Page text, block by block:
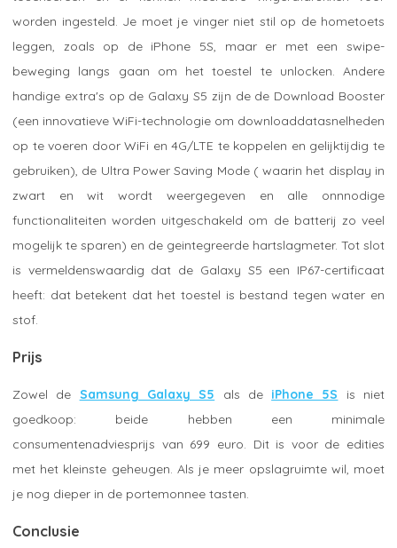
worden ingesteld. Je moet je vinger niet stil op de hometoets
leggen, zoals op de iPhone 5S, maar er met een swipe-
beweging langs gaan om het toestel te unlocken. Andere
handige extra's op de Galaxy S5 zijn de de Download Booster
(een innovatieve WiFi-technologie om downloaddatasnelheden
op te voeren door WiFi en 4G/LTE te koppelen en gelijktijdig te
gebruiken), de Ultra Power Saving Mode ( waarin het display in
zwart en wit wordt weergegeven en alle onnnodige
functionaliteiten worden uitgeschakeld om de batterij zo veel
mogelijk te sparen) en de geintegreerde hartslagmeter. Tot slot
is vermeldenswaardig dat de Galaxy S5 een IP67-certificaat
heeft: dat betekent dat het toestel is bestand tegen water en
stof.
Prijs
Zowel de Samsung Galaxy S5 als de iPhone 5S is niet
goedkoop: beide hebben een minimale
consumentenadviesprijs van 699 euro. Dit is voor de edities
met het kleinste geheugen. Als je meer opslagruimte wil, moet
je nog dieper in de portemonnee tasten.
Conclusie